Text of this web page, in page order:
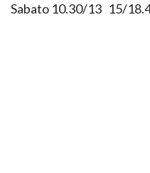
Sabato 10.30/13 15/